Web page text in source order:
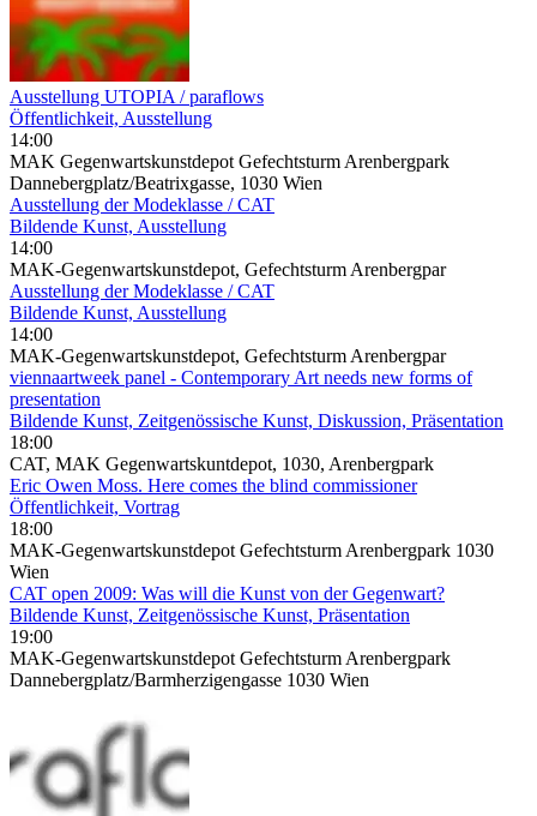
Ausstellung UTOPIA / paraflows
Öffentlichkeit, Ausstellung
14:00
MAK Gegenwartskunstdepot Gefechtsturm Arenbergpark
Dannebergplatz/Beatrixgasse, 1030 Wien
Ausstellung der Modeklasse / CAT
Bildende Kunst, Ausstellung
14:00
MAK-Gegenwartskunstdepot, Gefechtsturm Arenbergpar
Ausstellung der Modeklasse / CAT
Bildende Kunst, Ausstellung
14:00
MAK-Gegenwartskunstdepot, Gefechtsturm Arenbergpar
viennaartweek panel - Contemporary Art needs new forms of
presentation
Bildende Kunst, Zeitgenössische Kunst, Diskussion, Präsentation
18:00
CAT, MAK Gegenwartskuntdepot, 1030, Arenbergpark
Eric Owen Moss. Here comes the blind commissioner
Öffentlichkeit, Vortrag
18:00
MAK-Gegenwartskunstdepot Gefechtsturm Arenbergpark 1030
Wien
CAT open 2009: Was will die Kunst von der Gegenwart?
Bildende Kunst, Zeitgenössische Kunst, Präsentation
19:00
MAK-Gegenwartskunstdepot Gefechtsturm Arenbergpark
Dannebergplatz/Barmherzigengasse 1030 Wien